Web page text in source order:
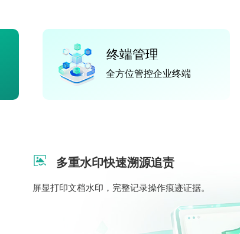
终端管理
全方位管控企业终端
多重水印快速溯源追责
屏显打印文档水印，完整记录操作痕迹证据。